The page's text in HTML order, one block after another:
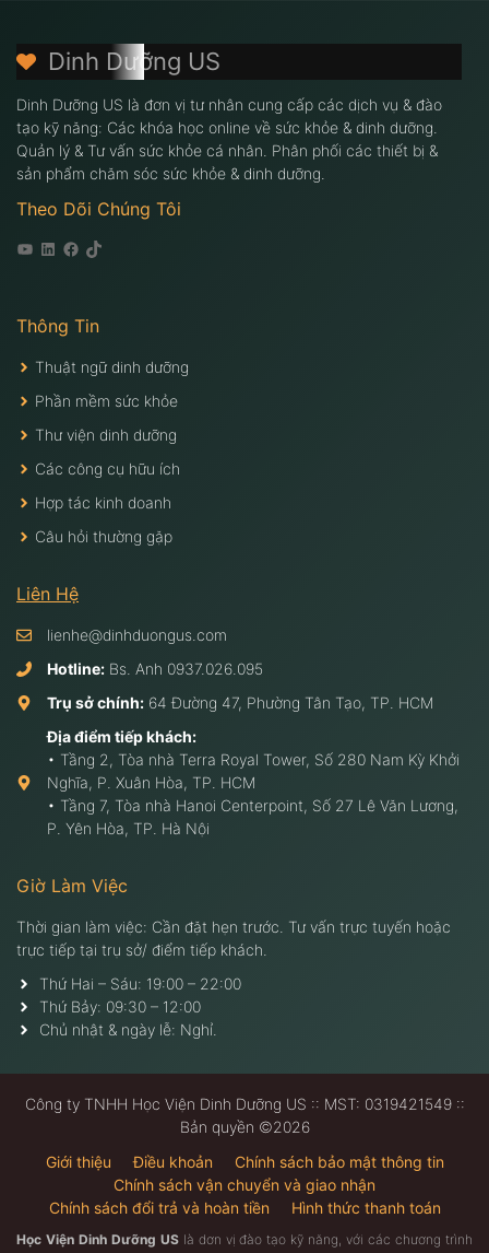
Dinh Dưỡng US
Dinh Dưỡng US là đơn vị tư nhân cung cấp các dịch vụ & đào
tạo kỹ năng: Các khóa học online về sức khỏe & dinh dưỡng.
Quản lý & Tư vấn sức khỏe cá nhân. Phân phối các thiết bị &
sản phẩm chăm sóc sức khỏe & dinh dưỡng.
Theo Dõi Chúng Tôi
Youtube
Linkedin
Facebook
Tiktok
Thông Tin
Thuật ngữ dinh dưỡng
Phần mềm sức khỏe
Thư viện dinh dưỡng
Các công cụ hữu ích
Hợp tác kinh doanh
Câu hỏi thường gặp
Liên Hệ
lienhe@dinhduongus.com
Hotline: Bs. Anh 0937.026.095
Trụ sở chính: 64 Đường 47, Phường Tân Tạo, TP. HCM
Địa điểm tiếp khách:
• Tầng 2, Tòa nhà Terra Royal Tower, Số 280 Nam Kỳ Khởi
Nghĩa, P. Xuân Hòa, TP. HCM
• Tầng 7, Tòa nhà Hanoi Centerpoint, Số 27 Lê Văn Lương,
P. Yên Hòa, TP. Hà Nội
Giờ Làm Việc
Thời gian làm việc: Cần đặt hẹn trước. Tư vấn trực tuyến hoặc
trực tiếp tại trụ sở/ điểm tiếp khách.
Thứ Hai – Sáu: 19:00 – 22:00
Thứ Bảy: 09:30 – 12:00
Chủ nhật & ngày lễ: Nghỉ.
Công ty TNHH Học Viện Dinh Dưỡng US :: MST: 0319421549 ::
Bản quyền ©2026
Giới thiệu
Điều khoản
Chính sách bảo mật thông tin
Chính sách vận chuyển và giao nhận
Chính sách đổi trả và hoàn tiền
Hình thức thanh toán
Học Viện Dinh Dưỡng USlà dơn vị đào tạo kỹ năng, với các chương trình